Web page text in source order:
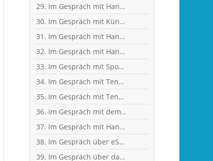
29. Im Gespräch mit Handball-Jugendkoordinator und Trainer Christian Plesser
30. Im Gespräch mit Künstler und Sänger Frank Keller
31. Im Gespräch mit Handballerin Emy van Wingerden
32. Im Gespräch mit Handball-Torhüterin Sabine Englert
33. Im Gespräch mit Sportwissenschaftler Ralf Brandt - Hirntumor und Sport
34. Im Gespräch mit Tennistrainer Christoph Meyer
35. Im Gespräch mit Tennisspielerin Sophia Luisa Niemeyer
36. Im Gespräch mit dem ehemaligen Handballer und jetzigen Wanderführer Arndt Morawe
37. Im Gespräch mit Handball-Nationaltorhüterin Ann-Cathrin Giegerich
38. Im Gespräch über eSports mit Benjamin Engler, Consultant und Dozent
39. Im Gespräch über das Corona-Virus mit Heilpraktikerin Angelika Rüdel